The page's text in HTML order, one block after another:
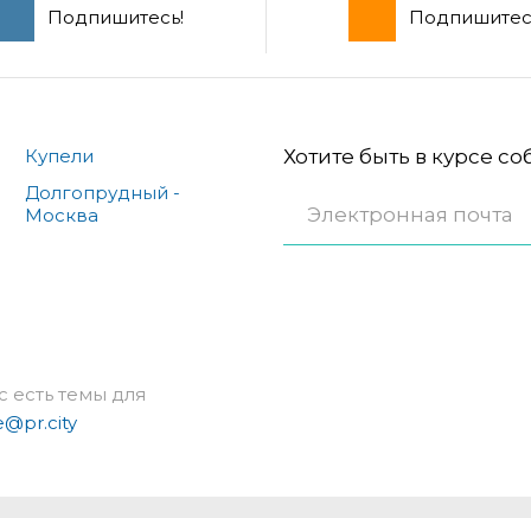
Подпишитесь!
Купели
Долгопрудный -
Москва
Хотите быть в курсе
есть темы для